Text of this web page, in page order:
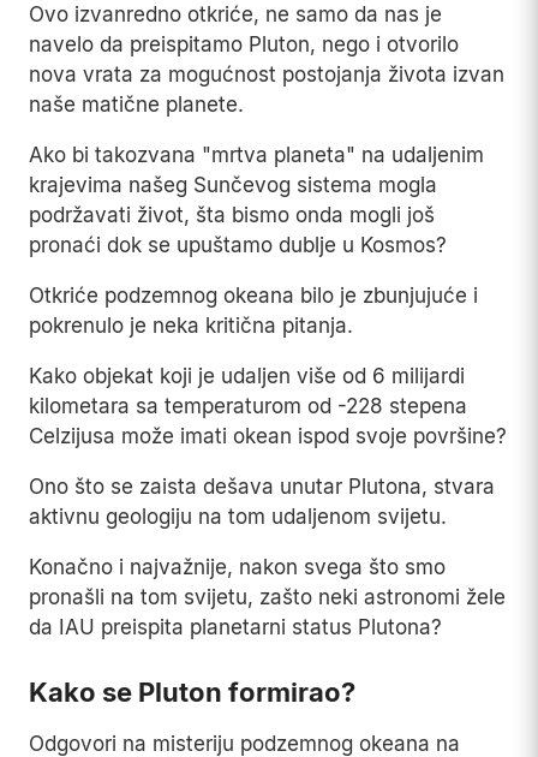
Ovo izvanredno otkriće, ne samo da nas je
navelo da preispitamo Pluton, nego i otvorilo
nova vrata za mogućnost postojanja života izvan
naše matične planete.
Ako bi takozvana "mrtva planeta" na udaljenim
krajevima našeg Sunčevog sistema mogla
podržavati život, šta bismo onda mogli još
pronaći dok se upuštamo dublje u Kosmos?
Otkriće podzemnog okeana bilo je zbunjujuće i
pokrenulo je neka kritična pitanja.
Kako objekat koji je udaljen više od 6 milijardi
kilometara sa temperaturom od -228 stepena
Celzijusa može imati okean ispod svoje površine?
Ono što se zaista dešava unutar Plutona, stvara
aktivnu geologiju na tom udaljenom svijetu.
Konačno i najvažnije, nakon svega što smo
pronašli na tom svijetu, zašto neki astronomi žele
da IAU preispita planetarni status Plutona?
Kako se Pluton formirao?
Odgovori na misteriju podzemnog okeana na